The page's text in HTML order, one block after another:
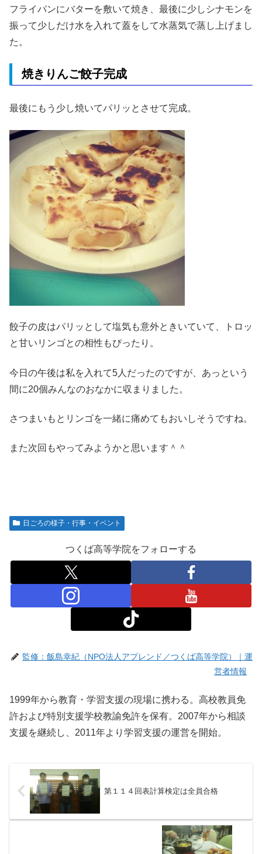
フライパンにバターを敷いて焼き、最後に少しシナモンを
振って少しだけ水を入れて蓋をして水蒸気で蒸し上げまし
た。
焼きりんご餃子完成
最後にもう少し焼いてパリッとさせて完成。
餃子の皮はパリッとして塩気も意外ときいていて、トロッ
と甘いリンゴとの相性もぴったり。
今日の午後は私を入れて5人だったのですが、あっという
間に20個みんなのおなかに収まりました。
さつまいもとリンゴを一緒に痛めてもおいしそうですね。
また次回もやってみようかと思います＾＾
日ごろの様子・行事・イベント
つくば高等学院をフォローする
監修：飯島幸紀（NPO法人アプレンド／つくば高等学院）｜運
営者情報
1999年から教育・学習支援の現場に携わる。高校教員免
許および特別支援学校教諭免許を保有。2007年から相談
支援を継続し、2011年より学習支援の運営を開始。
第１１４回表計算検定は全員合格